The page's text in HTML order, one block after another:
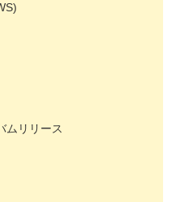
ムリリース